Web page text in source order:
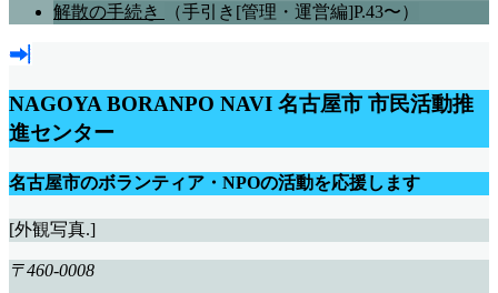
解散の手続き
（手引き[管理・運営編]P.43〜）
NAGOYA BORANPO NAVI 名古屋市 市民活動推
進センター
名古屋市のボランティア・NPOの活動を応援します
[外観写真.]
〒460-0008